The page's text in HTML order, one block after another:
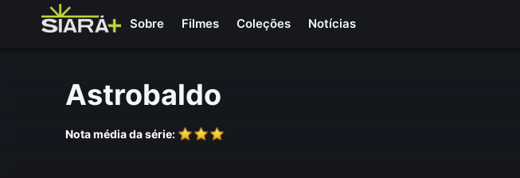
Sobre Filmes Coleções Notícias
Astrobaldo
Nota média da série: